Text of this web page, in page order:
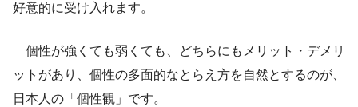
好意的に受け入れます。
個性が強くても弱くても、どちらにもメリット・デメリ
ットがあり、個性の多面的なとらえ方を自然とするのが、
日本人の「個性観」です。